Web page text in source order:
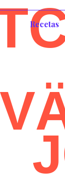
Recetas